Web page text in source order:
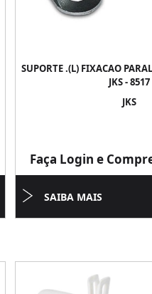
SUPORTE .(L) FIXACAO
JKS - 8517
JKS
Faça Login e
SAIBA MAIS